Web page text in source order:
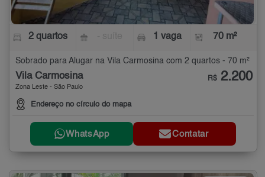
2 quartos 1 vaga 70 m²
Sobrado para Alugar na Vila Carmosina com 2 quartos - 70 m²
Vila Carmosina
Zona Leste - São Paulo
Endereço no círculo do mapa
R$ 2.200
WhatsApp Contatar